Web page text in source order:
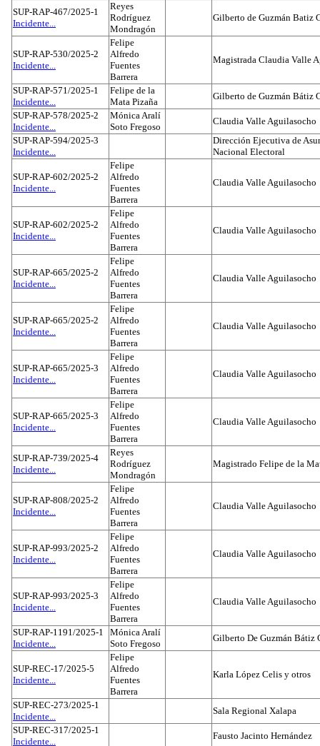
SUP-RAP-467/2025-1
Incidente...
Reyes
Rodríguez
Mondragón
Gilberto de Guzmán Batiz
SUP-RAP-530/2025-2
Incidente...
Felipe
Alfredo
Fuentes
Barrera
Magistrada Claudia Valle
SUP-RAP-571/2025-1
Incidente...
Felipe de la
Mata Pizaña
Gilberto de Guzmán Bátiz
SUP-RAP-578/2025-2
Incidente...
Mónica Aralí
Soto Fregoso
Claudia Valle Aguilasocho
SUP-RAP-594/2025-3
Incidente...
Dirección Ejecutiva de
Nacional Electoral
SUP-RAP-602/2025-2
Incidente...
Felipe
Alfredo
Fuentes
Barrera
Claudia Valle Aguilasocho
SUP-RAP-602/2025-2
Incidente...
Felipe
Alfredo
Fuentes
Barrera
Claudia Valle Aguilasocho
SUP-RAP-665/2025-2
Incidente...
Felipe
Alfredo
Fuentes
Barrera
Claudia Valle Aguilasocho
SUP-RAP-665/2025-2
Incidente...
Felipe
Alfredo
Fuentes
Barrera
Claudia Valle Aguilasocho
SUP-RAP-665/2025-3
Incidente...
Felipe
Alfredo
Fuentes
Barrera
Claudia Valle Aguilasocho
SUP-RAP-665/2025-3
Incidente...
Felipe
Alfredo
Fuentes
Barrera
Claudia Valle Aguilasocho
SUP-RAP-739/2025-4
Incidente...
Reyes
Rodríguez
Mondragón
Magistrado Felipe de la
SUP-RAP-808/2025-2
Incidente...
Felipe
Alfredo
Fuentes
Barrera
Claudia Valle Aguilasocho
SUP-RAP-993/2025-2
Incidente...
Felipe
Alfredo
Fuentes
Barrera
Claudia Valle Aguilasocho
SUP-RAP-993/2025-3
Incidente...
Felipe
Alfredo
Fuentes
Barrera
Claudia Valle Aguilasocho
SUP-RAP-1191/2025-1
Incidente...
Mónica Aralí
Soto Fregoso
Gilberto De Guzmán Bátiz
SUP-REC-17/2025-5
Incidente...
Felipe
Alfredo
Fuentes
Barrera
Karla López Celis y otros
SUP-REC-273/2025-1
Incidente...
Sala Regional Xalapa
SUP-REC-317/2025-1
Incidente...
Fausto Jacinto Hernández